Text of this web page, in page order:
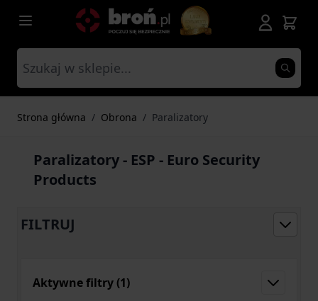
Przejdź do treści
Strona główna / Obrona / Paralizatory
Paralizatory - ESP - Euro Security
Products
FILTRUJ
Aktywne filtry (1)